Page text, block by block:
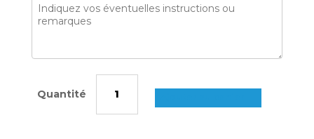
Tube